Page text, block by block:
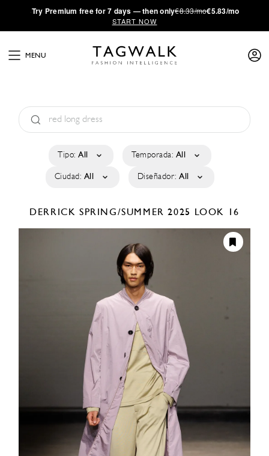
·Try Premium free for 7 days — then only€8.33/mo€5.83/mo
START NOW
MENU
Tipo: All Temporada: All
Ciudad: All Diseñador: All
DERRICKSPRING/SUMMER 2025 LOOK 16